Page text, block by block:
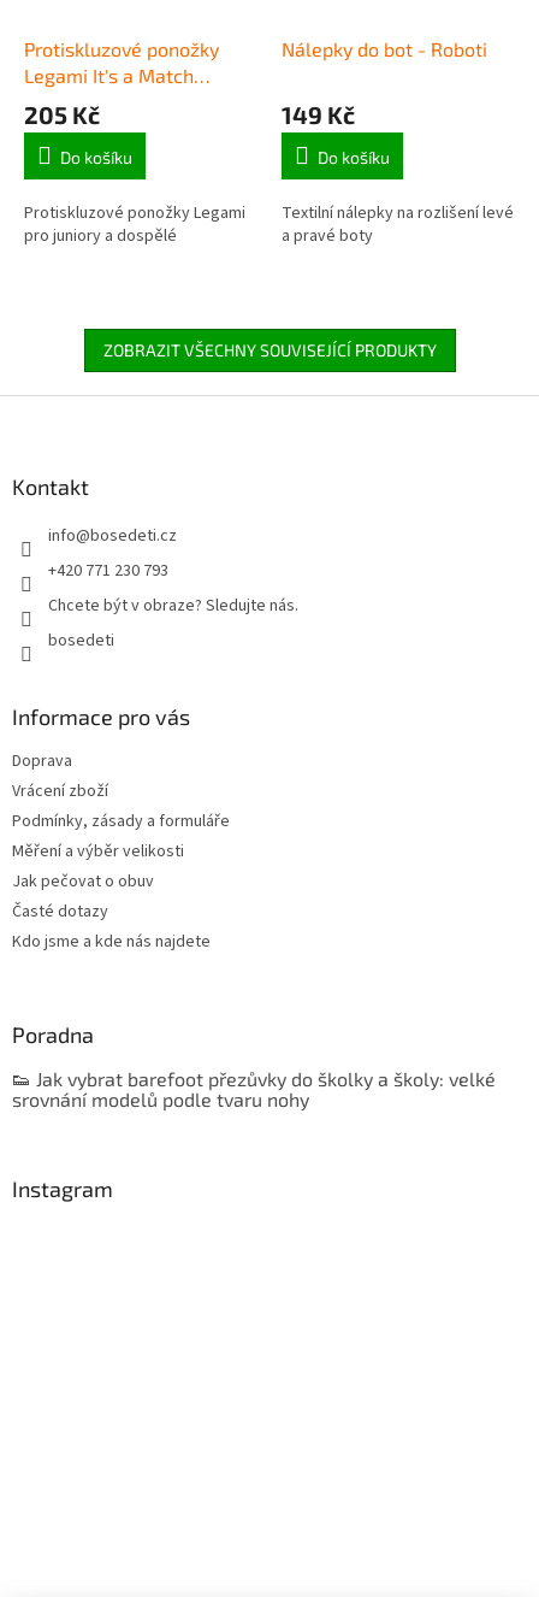
Protiskluzové ponožky
Legami It's a Match
(Adult) - Panda
205 Kč
Do košíku
Protiskluzové ponožky Legami
pro juniory a dospělé
Nálepky do bot - Roboti
149 Kč
Do košíku
Textilní nálepky na rozlišení levé
a pravé boty
ZOBRAZIT VŠECHNY SOUVISEJÍCÍ PRODUKTY
Kontakt
info@bosedeti.cz
+420 771 230 793
Chcete být v obraze? Sledujte nás.
bosedeti
Informace pro vás
Doprava
Vrácení zboží
Podmínky, zásady a formuláře
Měření a výběr velikosti
Jak pečovat o obuv
Časté dotazy
Kdo jsme a kde nás najdete
Poradna
👟 Jak vybrat barefoot přezůvky do školky a školy: velké
srovnání modelů podle tvaru nohy
Instagram